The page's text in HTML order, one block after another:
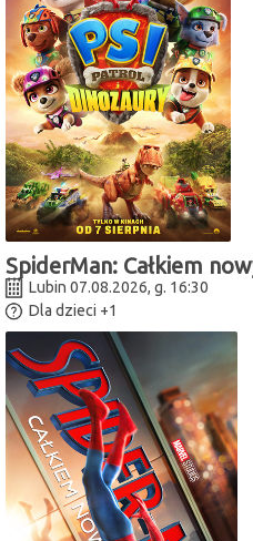
SpiderMan: Całkiem
Lubin 07.08.2026, g. 16:30
Dla dzieci +1